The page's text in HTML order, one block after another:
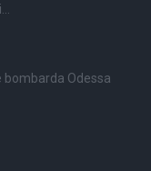
bombarda Odessa